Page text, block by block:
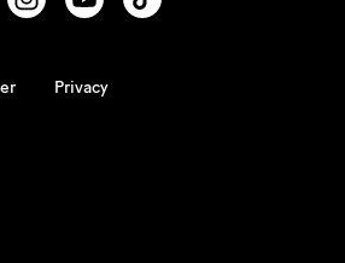
Privacy